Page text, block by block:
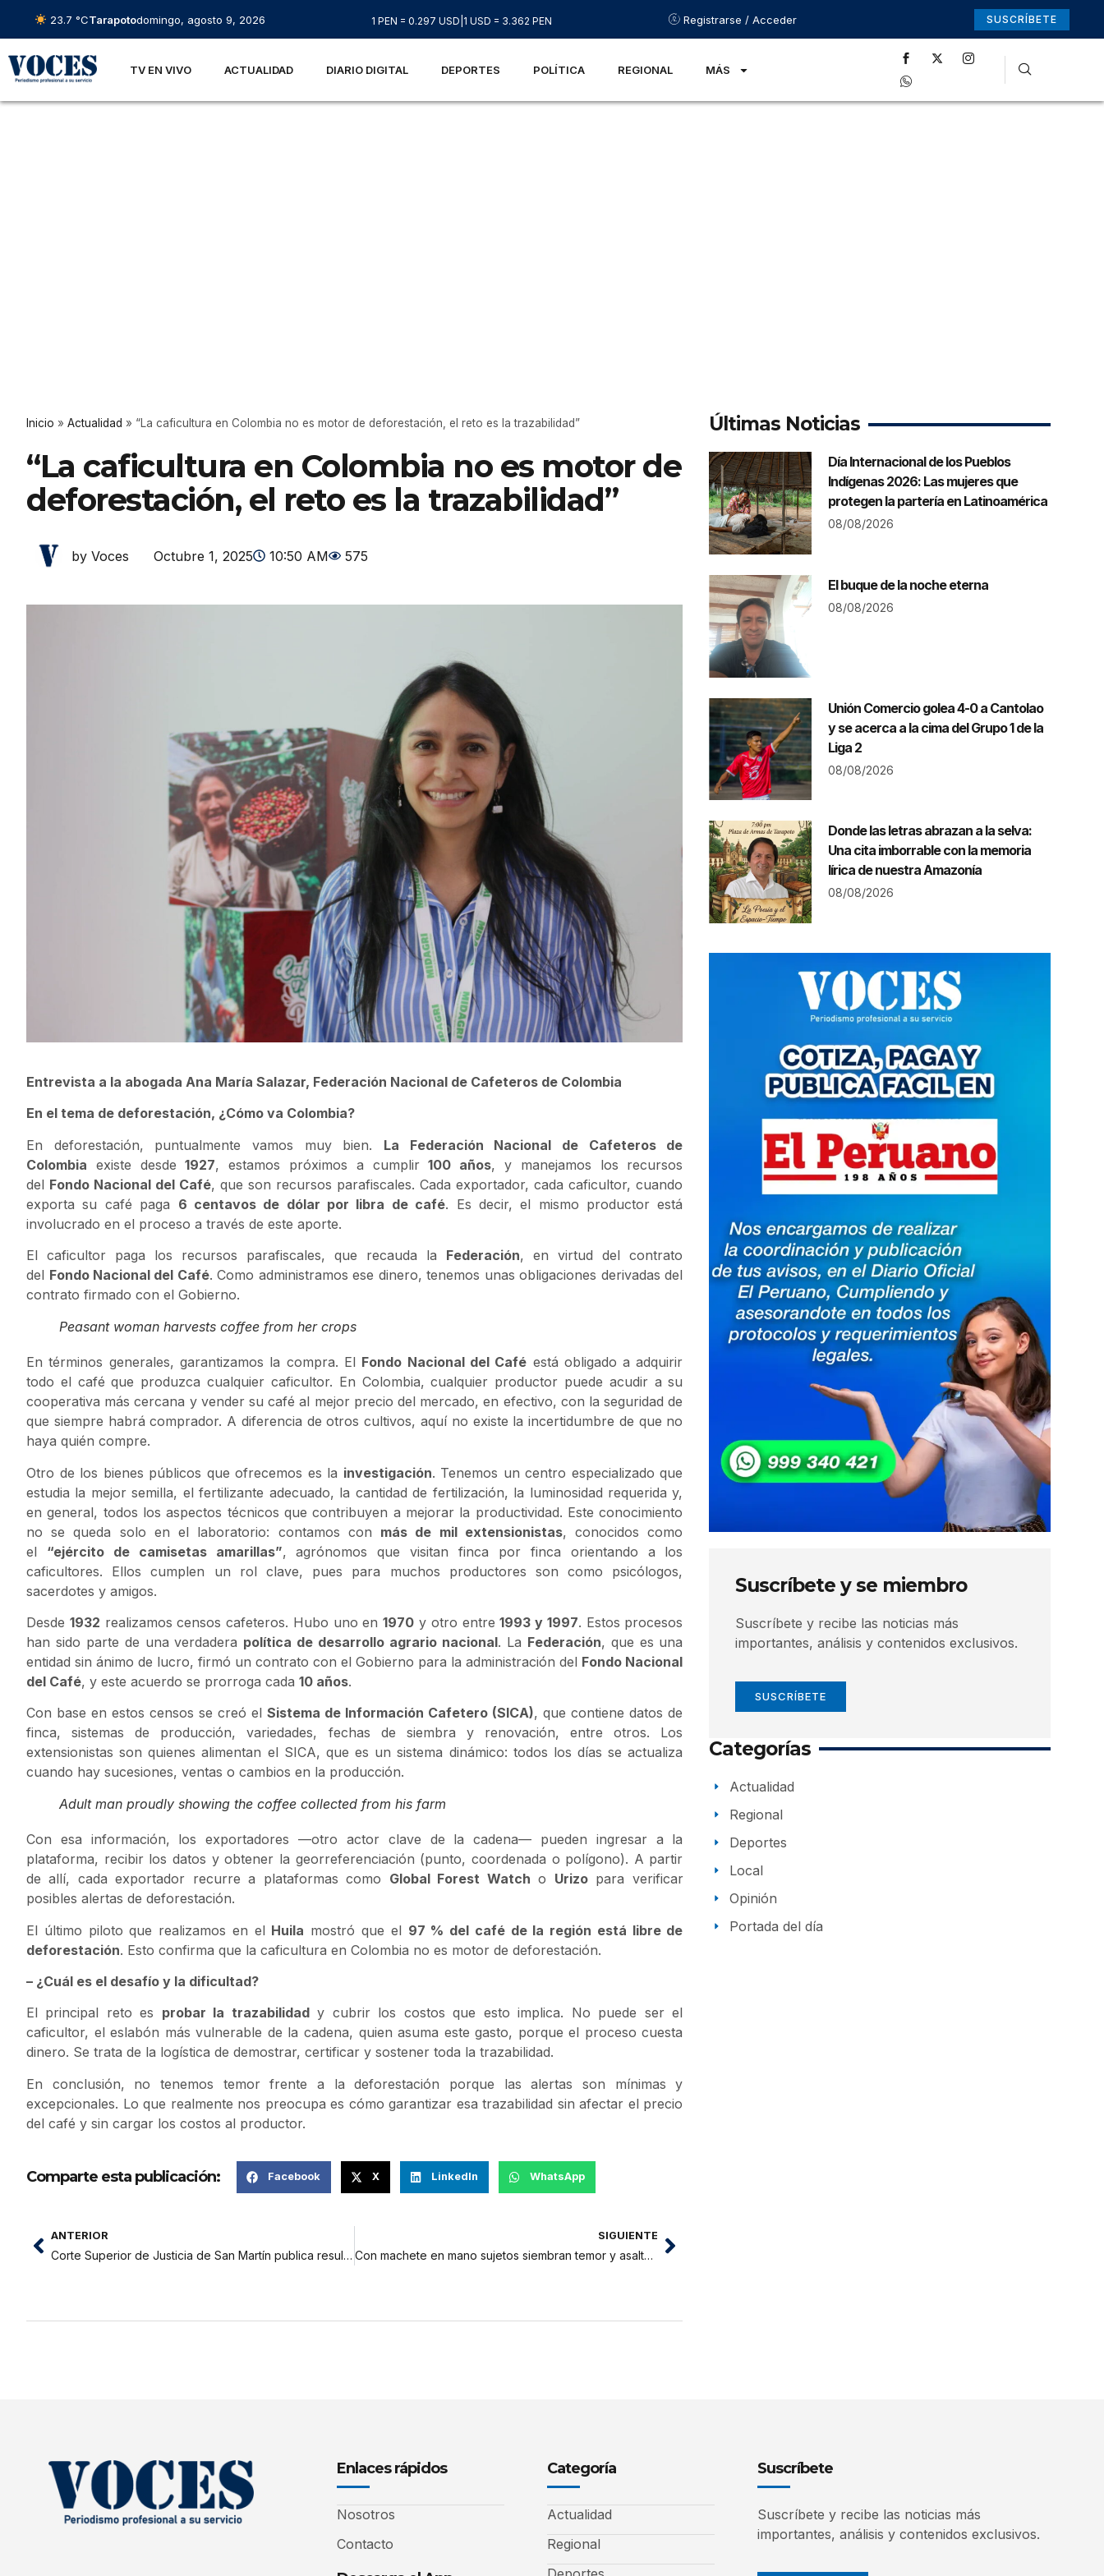
23.7 °CTarapotodomingo, agosto 9, 2026 1 PEN = 0.297 USD 1 USD = 3.362 PEN Registrarse / Acceder SUSCRÍBETE
TV EN VIVO ACTUALIDAD DIARIO DIGITAL DEPORTES POLÍTICA REGIONAL MÁS
Inicio » Actualidad » “La caficultura en Colombia no es motor de deforestación, el reto es la trazabilidad”
“La caficultura en Colombia no es motor de
deforestación, el reto es la trazabilidad”
by Voces Octubre 1, 2025 10:50 AM 575
Entrevista a la abogada Ana María Salazar, Federación Nacional de Cafeteros de Colombia
En el tema de deforestación, ¿Cómo va Colombia?
En deforestación, puntualmente vamos muy bien. La Federación Nacional de Cafeteros de
Colombia existe desde1927, estamos próximos a cumplir100 años, y manejamos los recursos
del Fondo Nacional del Café, que son recursos parafiscales. Cada exportador, cada caficultor, cuando
exporta su café paga 6 centavos de dólar por libra de café. Es decir, el mismo productor está
involucrado en el proceso a través de este aporte.
El caficultor paga los recursos parafiscales, que recauda la Federación, en virtud del contrato
del Fondo Nacional del Café. Como administramos ese dinero, tenemos unas obligaciones derivadas del
contrato firmado con el Gobierno.
Peasant woman harvests coffee from her crops
En términos generales, garantizamos la compra. El Fondo Nacional del Café está obligado a adquirir
todo el café que produzca cualquier caficultor. En Colombia, cualquier productor puede acudir a su
cooperativa más cercana y vender su café al mejor precio del mercado, en efectivo, con la seguridad de
que siempre habrá comprador. A diferencia de otros cultivos, aquí no existe la incertidumbre de que no
haya quién compre.
Otro de los bienes públicos que ofrecemos es la investigación. Tenemos un centro especializado que
estudia la mejor semilla, el fertilizante adecuado, la cantidad de fertilización, la luminosidad requerida y,
en general, todos los aspectos técnicos que contribuyen a mejorar la productividad. Este conocimiento
no se queda solo en el laboratorio: contamos con más de mil extensionistas, conocidos como
el “ejército de camisetas amarillas”, agrónomos que visitan finca por finca orientando a los
caficultores. Ellos cumplen un rol clave, pues para muchos productores son como psicólogos,
sacerdotes y amigos.
Desde 1932 realizamos censos cafeteros. Hubo uno en1970 y otro entre1993 y 1997. Estos procesos
han sido parte de una verdadera política de desarrollo agrario nacional. La Federación, que es una
entidad sin ánimo de lucro, firmó un contrato con el Gobierno para la administración del Fondo Nacional
del Café, y este acuerdo se prorroga cada 10 años.
Con base en estos censos se creó elSistema de Información Cafetero (SICA), que contiene datos de
finca, sistemas de producción, variedades, fechas de siembra y renovación, entre otros. Los
extensionistas son quienes alimentan el SICA, que es un sistema dinámico: todos los días se actualiza
cuando hay sucesiones, ventas o cambios en la producción.
Adult man proudly showing the coffee collected from his farm
Con esa información, los exportadores —otro actor clave de la cadena— pueden ingresar a la
plataforma, recibir los datos y obtener la georreferenciación (punto, coordenada o polígono). A partir
de allí, cada exportador recurre a plataformas como Global Forest Watch o Urizopara verificar
posibles alertas de deforestación.
El último piloto que realizamos en el Huila mostró que el 97 % del café de la región está libre de
deforestación. Esto confirma que la caficultura en Colombia no es motor de deforestación.
– ¿Cuál es el desafío y la dificultad?
El principal reto es probar la trazabilidad y cubrir los costos que esto implica. No puede ser el
caficultor, el eslabón más vulnerable de la cadena, quien asuma este gasto, porque el proceso cuesta
dinero. Se trata de la logística de demostrar, certificar y sostener toda la trazabilidad.
En conclusión, no tenemos temor frente a la deforestación porque las alertas son mínimas y
excepcionales. Lo que realmente nos preocupa es cómo garantizar esa trazabilidad sin afectar el precio
del café y sin cargar los costos al productor.
Comparte esta publicación: Facebook X LinkedIn WhatsApp
ANTERIOR
Corte Superior de Justicia de San Martín publica resultados de selección del Diario Judicial 2025-2026
SIGUIENTE
Con machete en mano sujetos siembran temor y asaltan en el jirón Sinchi Roca
Últimas Noticias
Día Internacional de los Pueblos
Indígenas 2026: Las mujeres que
protegen la partería en Latinoamérica
08/08/2026
El buque de la noche eterna
08/08/2026
Unión Comercio golea 4-0 a Cantolao
y se acerca a la cima del Grupo 1 de la
Liga 2
08/08/2026
Donde las letras abrazan a la selva:
Una cita imborrable con la memoria
lírica de nuestra Amazonía
08/08/2026
Suscríbete y se miembro
Suscríbete y recibe las noticias más
importantes, análisis y contenidos exclusivos.
SUSCRÍBETE
Categorías
Actualidad
Regional
Deportes
Local
Opinión
Portada del día
Enlaces rápidos
Nosotros
Contacto
Categoría
Actualidad
Regional
Suscríbete
Suscríbete y recibe las noticias más
importantes, análisis y contenidos exclusivos.